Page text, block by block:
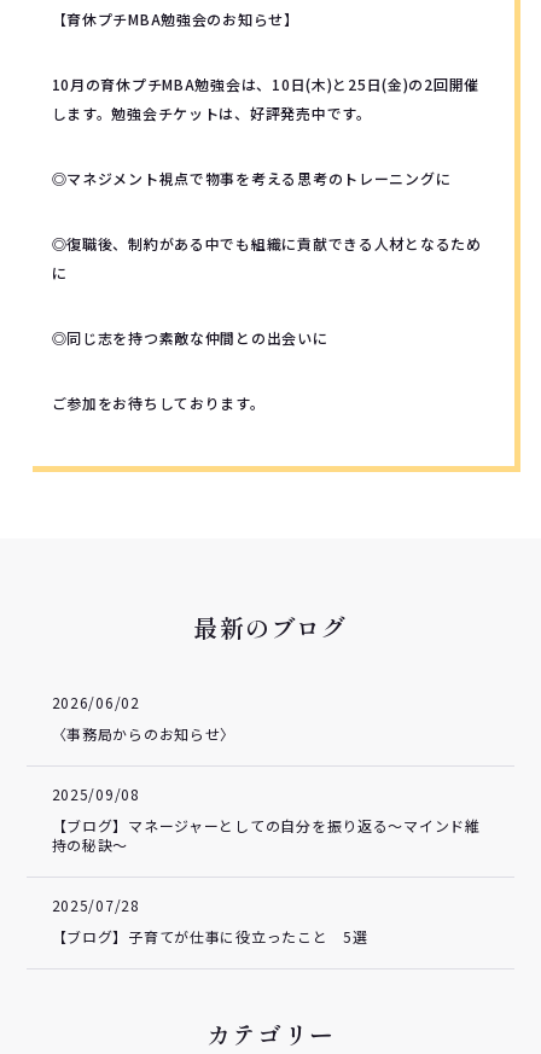
【育休プチMBA勉強会のお知らせ】
10月の育休プチMBA勉強会は、10日(木)と25日(金)の2回開催
します。勉強会チケットは、好評発売中です。
◎マネジメント視点で物事を考える思考のトレーニングに
◎復職後、制約がある中でも組織に貢献できる人材となるため
に
◎同じ志を持つ素敵な仲間との出会いに
ご参加をお待ちしております。
最新のブログ
2026/06/02
〈事務局からのお知らせ〉
2025/09/08
【ブログ】マネージャーとしての自分を振り返る～マインド維
持の秘訣～
2025/07/28
【ブログ】子育てが仕事に役立ったこと 5選
カテゴリー